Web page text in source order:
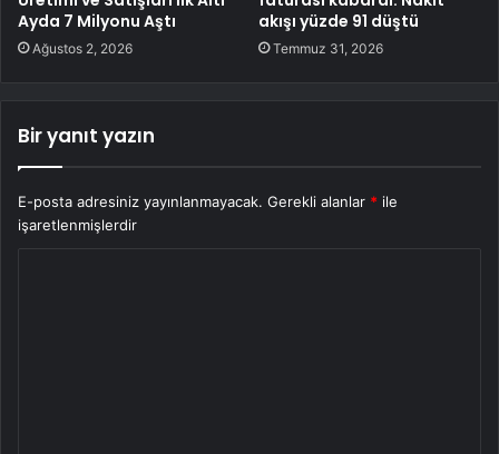
Ayda 7 Milyonu Aştı
Ağustos 2, 2026
akışı yüzde 91 düştü
Temmuz 31, 2026
Bir yanıt yazın
E-posta adresiniz yayınlanmayacak. Gerekli alanlar * ile
işaretlenmişlerdir